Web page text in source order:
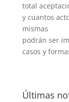
total
y cuantos
mismas
podrán ser
casos y
Últimas